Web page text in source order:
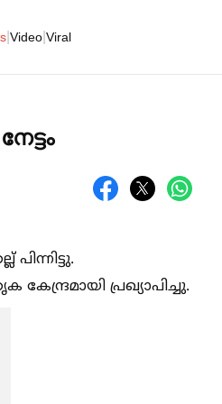
Video Viral
പ്രഖ്യാപിച്ചു.